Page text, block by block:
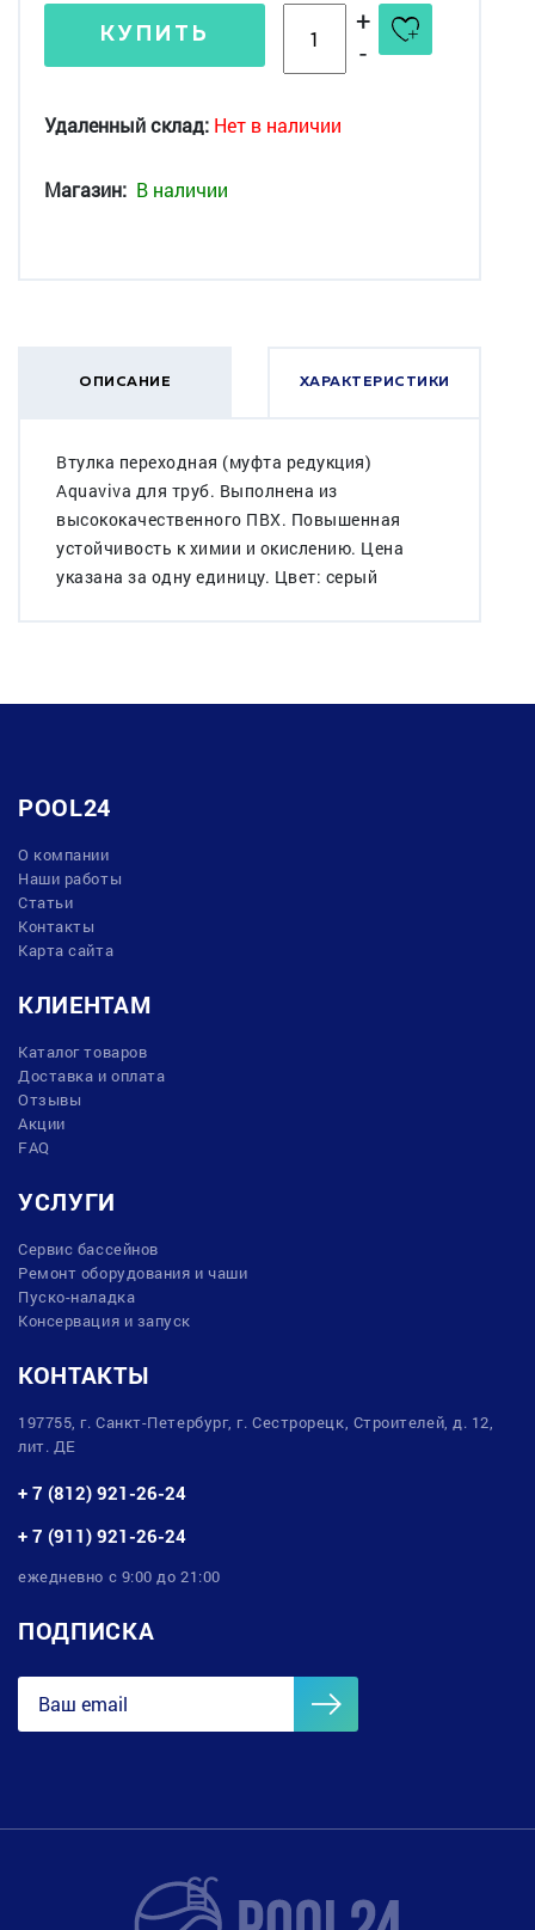
КУПИТЬ
+
-
Удаленный склад: Нет в наличии
Магазин: В наличии
ОПИСАНИЕ ХАРАКТЕРИСТИКИ
Втулка переходная (муфта редукция)
Aquaviva для труб. Выполнена из
высококачественного ПВХ. Повышенная
устойчивость к химии и окислению. Цена
указана за одну единицу. Цвет: серый
POOL24
О компании
Наши работы
Статьи
Контакты
Карта сайта
КЛИЕНТАМ
Каталог товаров
Доставка и оплата
Отзывы
Акции
FAQ
УСЛУГИ
Сервис бассейнов
Ремонт оборудования и чаши
Пуско-наладка
Консервация и запуск
КОНТАКТЫ
197755, г. Санкт-Петербург, г. Сестрорецк, Строителей, д. 12,
лит. ДЕ
+ 7 (812) 921-26-24
+ 7 (911) 921-26-24
ежедневно с 9:00 до 21:00
ПОДПИСКА